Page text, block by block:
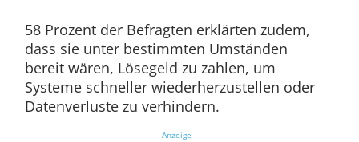
58 Prozent der Befragten erklärten zudem,
dass sie unter bestimmten Umständen
bereit wären, Lösegeld zu zahlen, um
Systeme schneller wiederherzustellen oder
Datenverluste zu verhindern.
Anzeige